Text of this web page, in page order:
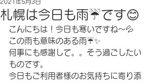
札幌は今日も雨☔️です😊
2021年5月3日
こんにちは！今日も寒いですね〜💦
この雨も意味のある雨☔️✨
何事にも感謝して。。そう過ごしたい
ものです。
今日もご利用者様のお気持ちに寄り添